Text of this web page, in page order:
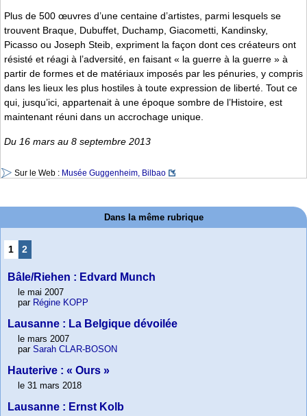
Plus de 500 œuvres d’une centaine d’artistes, parmi lesquels se
trouvent Braque, Dubuffet, Duchamp, Giacometti, Kandinsky,
Picasso ou Joseph Steib, expriment la façon dont ces créateurs ont
résisté et réagi à l’adversité, en faisant « la guerre à la guerre » à
partir de formes et de matériaux imposés par les pénuries, y compris
dans les lieux les plus hostiles à toute expression de liberté. Tout ce
qui, jusqu’ici, appartenait à une époque sombre de l’Histoire, est
maintenant réuni dans un accrochage unique.
Du 16 mars au 8 septembre 2013
Sur le Web : Musée Guggenheim, Bilbao
Dans la même rubrique
1 2
Bâle/Riehen : Edvard Munch
le mai 2007
par Régine KOPP
Lausanne : La Belgique dévoilée
le mars 2007
par Sarah CLAR-BOSON
Hauterive : « Ours »
le 31 mars 2018
Lausanne : Ernst Kolb